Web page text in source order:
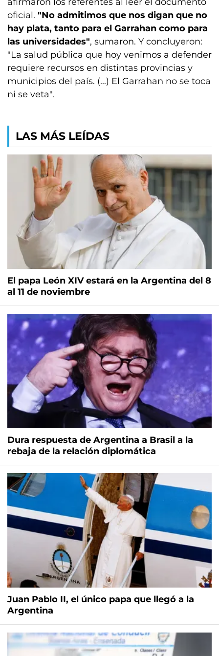
oficial. "No admitimos que nos digan que no
hay plata, tanto para el Garrahan como para
las universidades", sumaron. Y concluyeron:
"La salud pública que hoy venimos a defender
requiere recursos en distintas provincias y
municipios del país. (...) El Garrahan no se toca
ni se veta".
LAS MÁS LEÍDAS
El papa León XIV estará en la Argentina del 8
al 11 de noviembre
Dura respuesta de Argentina a Brasil a la
rebaja de la relación diplomática
Juan Pablo II, el único papa que llegó a la
Argentina